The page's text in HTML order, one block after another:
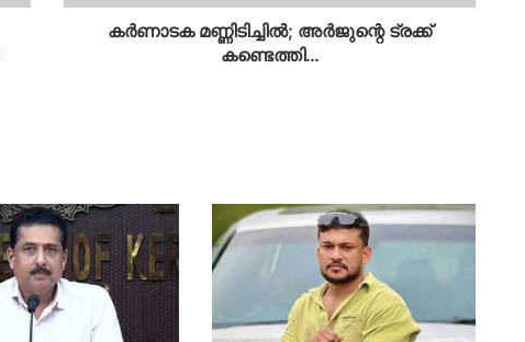
കർണാടക മണ്ണിടിച്ചിൽ; അർജുന്റെ ട്രക്ക്
കണ്ടെത്തി…